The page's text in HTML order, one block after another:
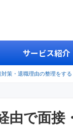
サービス紹介
対策・退職理由の整理をする
由で面接